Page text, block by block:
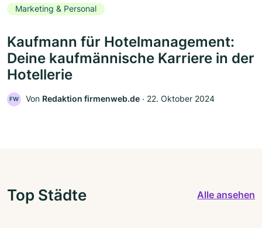
Marketing & Personal
Kaufmann für Hotelmanagement:
Deine kaufmännische Karriere in der
Hotellerie
FW Von Redaktion firmenweb.de ‧ 22. Oktober 2024
Top Städte Alle ansehen